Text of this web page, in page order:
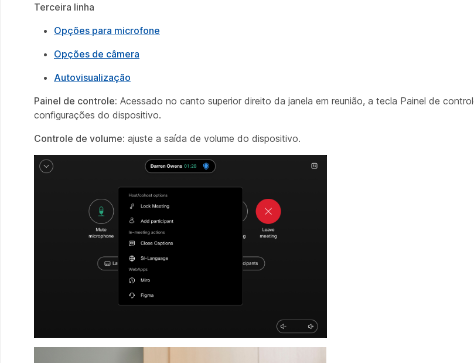
Terceira linha
Opções para microfone
Opções de câmera
Autovisualização
Painel de controle: Acessado no canto superior direito da janela em reunião, a tecla Painel de
configurações do dispositivo.
Controle de volume: ajuste a saída de volume do dispositivo.